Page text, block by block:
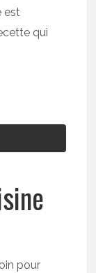
est
qui
pour